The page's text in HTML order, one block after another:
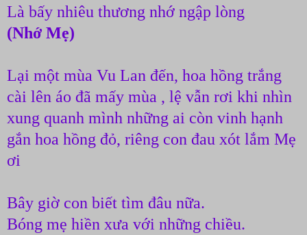
Là bấy nhiêu thương nhớ ngập lòng
(Nhớ Mẹ)
Lại một mùa Vu Lan đến, hoa hồng trắng
cài lên áo đã mấy mùa , lệ vẫn rơi khi nhìn
xung quanh mình những ai còn vinh hạnh
gắn hoa hồng đỏ, riêng con đau xót lắm Mẹ
ơi
Bây giờ con biết tìm đâu nữa.
Bóng mẹ hiền xưa với những chiều.